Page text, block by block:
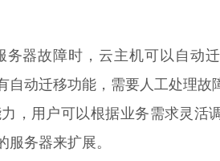
器故障时，云主机可以自动
动迁移功能，需要人工处理故
，用户可以根据业务需求灵活
务器来扩展。